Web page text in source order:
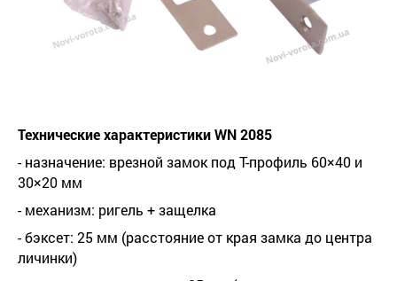
Технические характеристики WN 2085
- назначение: врезной замок под Т-профиль 60×40 и
30×20 мм
- механизм: ригель + защелка
- бэксет: 25 мм (расстояние от края замка до центра
личинки)